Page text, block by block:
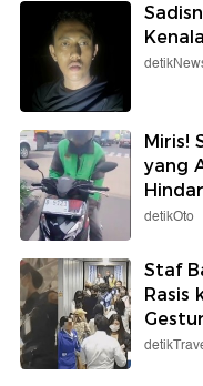
Miris!
yang
detikOto
Staf
Rasis